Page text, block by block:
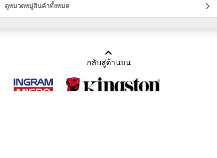
ดูหมวดหมู่สินค้าทั้งหมด
กลับสู่ด้านบน